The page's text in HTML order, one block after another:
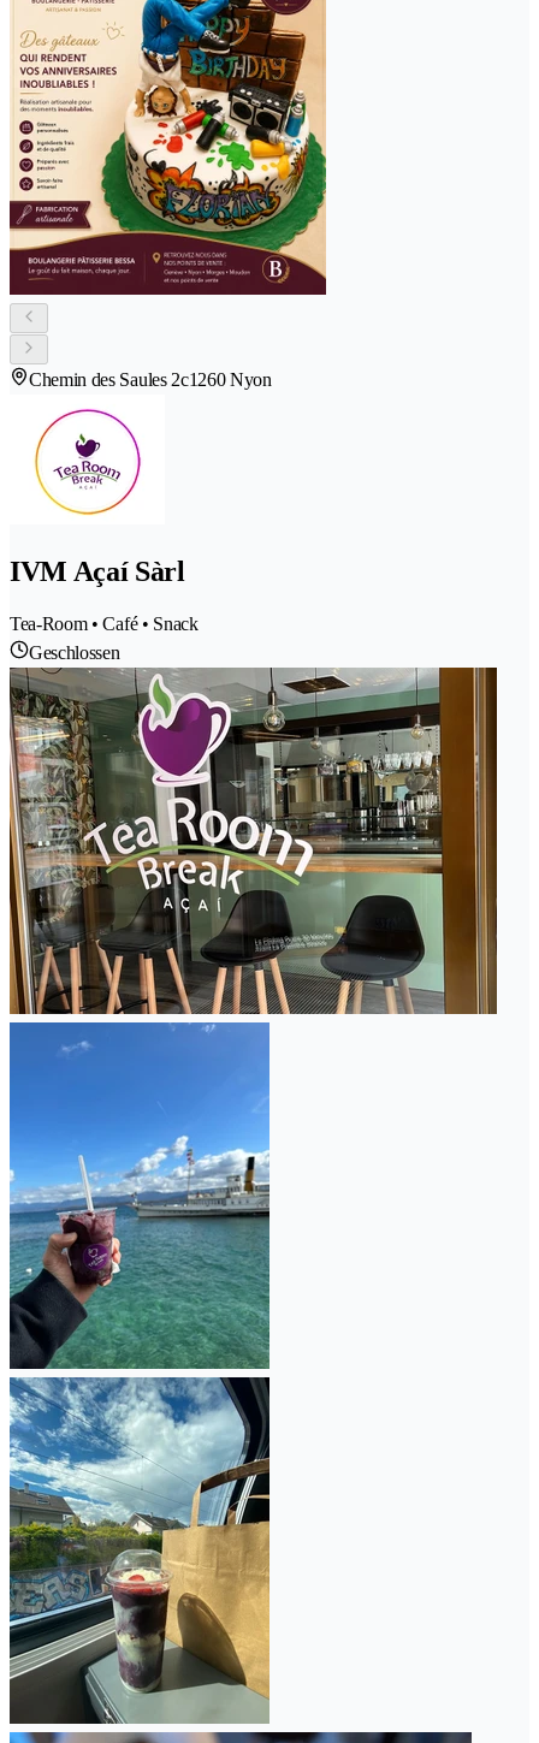
Chemin des Saules 2c1260 Nyon
IVM Açaí Sàrl
Tea-Room • Café • Snack
Geschlossen